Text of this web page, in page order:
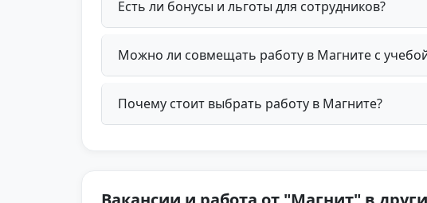
Есть ли бонусы и льготы для сотрудников?
Можно ли совмещать работу в Магните с учебой?
Почему стоит выбрать работу в Магните?